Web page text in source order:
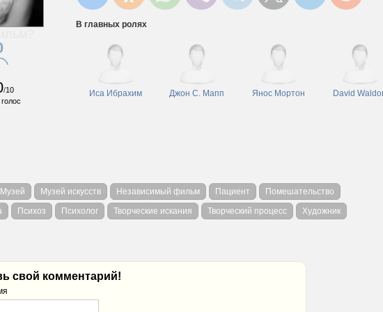
/10
голос
В главных ролях
Иса Ибрахим Джон С. Мапп Янос Мортон David
Музей Музей искусств Независимый фильм Пациент
Помешательство
Психоз Психолог Творческие искания Творческий процесс
Художник
свой комментарий!